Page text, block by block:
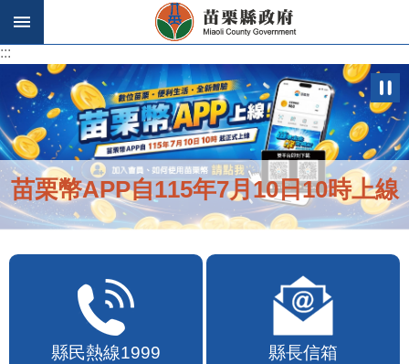
跳到主要內容區塊
:::
苗栗幣APP自115年7月10日10時上線
縣民熱線1999 縣長信箱